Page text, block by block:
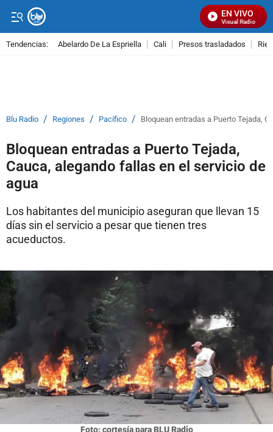
EN VIVO
Señal Visual Radio
Tendencias: Abelardo De La Espriella Cali Presos trasladados
Blu Radio / Regiones / Pacífico / Bloquean entradas a Puerto Tejada,
Bloquean entradas a Puerto Tejada,
Cauca, alegando fallas en el servicio de
agua
Los habitantes del municipio aseguran que llevan 15
días sin el servicio a pesar que tienen tres
acueductos.
Foto: cortesía para BLU Radio